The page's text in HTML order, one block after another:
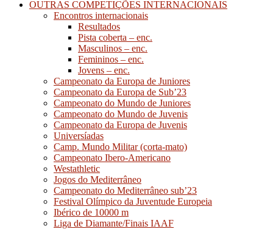
OUTRAS COMPETIÇÕES INTERNACIONAIS
Encontros internacionais
Resultados
Pista coberta – enc.
Masculinos – enc.
Femininos – enc.
Jovens – enc.
Campeonato da Europa de Juniores
Campeonato da Europa de Sub’23
Campeonato do Mundo de Juniores
Campeonato do Mundo de Juvenis
Campeonato da Europa de Juvenis
Universíadas
Camp. Mundo Militar (corta-mato)
Campeonato Ibero-Americano
Westathletic
Jogos do Mediterrâneo
Campeonato do Mediterrâneo sub’23
Festival Olímpico da Juventude Europeia
Ibérico de 10000 m
Liga de Diamante/Finais IAAF